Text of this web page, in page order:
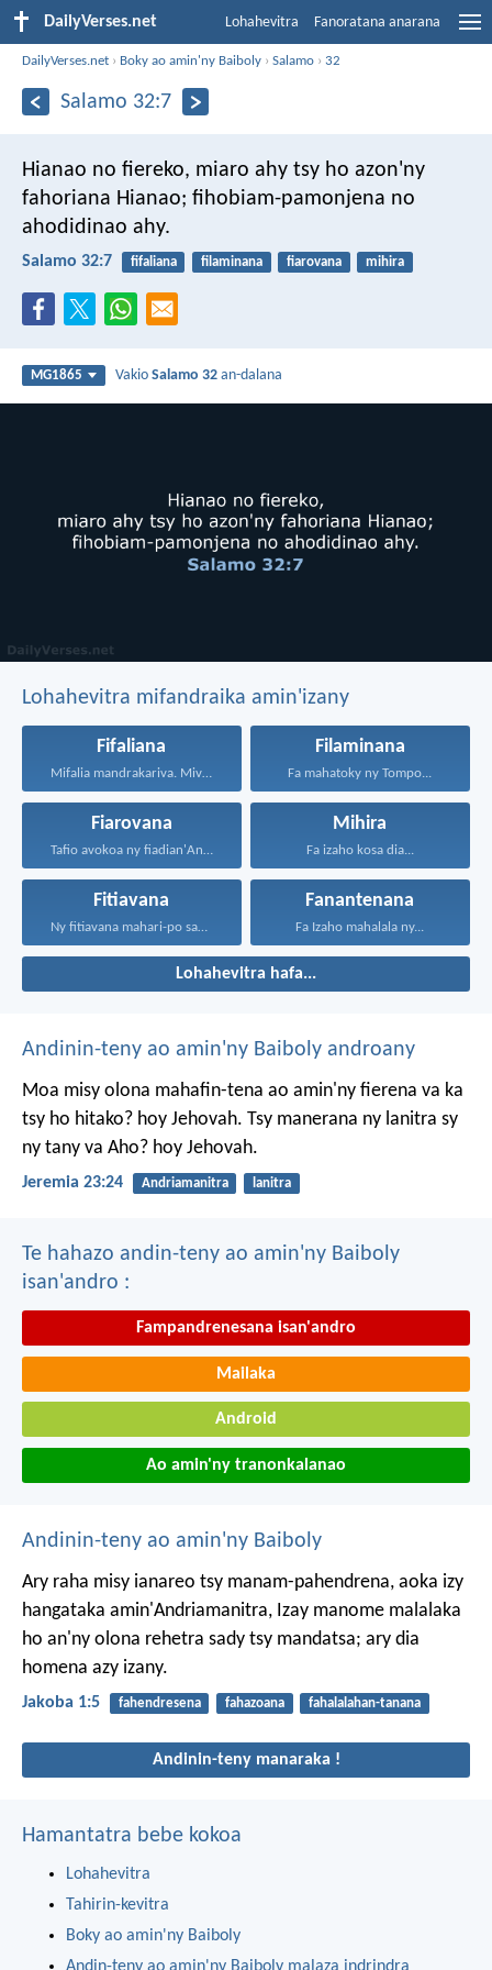
DailyVerses.net Lohahevitra Fanoratana anarana
DailyVerses.net › Boky ao amin'ny Baiboly ›Salamo ›32
Salamo 32:7
Hianao no fiereko, miaro ahy tsy ho azon'ny
fahoriana Hianao; fihobiam-pamonjena no
ahodidinao ahy.
Salamo 32:7 fifaliana filaminana fiarovana mihira
MG1865 VakioSalamo 32 an-dalana
Lohahevitra mifandraika amin'izany
Fifaliana
Mifalia mandrakariva. Mivavaha, ka...
Filaminana
Fa mahatoky ny Tompo...
Fiarovana
Tafio avokoa ny fiadian'Andriamanitra...
Mihira
Fa izaho kosa dia...
Fitiavana
Ny fitiavana mahari-po sady...
Fanantenana
Fa Izaho mahalala ny...
Lohahevitra hafa...
Andinin-teny ao amin'ny Baiboly androany
Moa misy olona mahafin-tena ao amin'ny fierena va ka
tsy ho hitako? hoy Jehovah. Tsy manerana ny lanitra sy
ny tany va Aho? hoy Jehovah.
Jeremia 23:24 Andriamanitra lanitra
Te hahazo andin-teny ao amin'ny Baiboly
isan'andro :
Fampandrenesana isan'andro
Mailaka
Android
Ao amin'ny tranonkalanao
Andinin-teny ao amin'ny Baiboly
Ary raha misy ianareo tsy manam-pahendrena, aoka izy
hangataka amin'Andriamanitra, Izay manome malalaka
ho an'ny olona rehetra sady tsy mandatsa; ary dia
homena azy izany.
Jakoba 1:5 fahendresena fahazoana fahalalahan-tanana
Andinin-teny manaraka !
Hamantatra bebe kokoa
Lohahevitra
Tahirin-kevitra
Boky ao amin'ny Baiboly